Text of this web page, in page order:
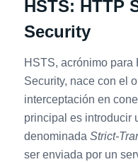
HSTS: HTTP
Security
HSTS, acrónimo para
Security, nace con el
interceptación en
principal es introducir
denominada Strict-
ser enviada por un